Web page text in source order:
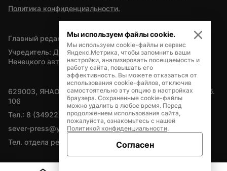
Политика конфиденциальности.
Главный редактор — А.Л. Поздеев
Учредитель: Департамент внутренней политики Ямало-
Ненецкого автономного округа
629003, ЯНАО, Салехард, мкр. Богдана Кнунянца, д.1, каб.
106
Тел.: 8 (34922) 71262
sever-press@yamal-media.ru
Тел. отдела рекламы: 8 (34922) 42728
Мы используем файлы cookie.
Мы используем cookie-файлы и сервис
Яндекс.Метрика, чтобы запомнить ваши
настройки, анализировать посещаемость и
работу сайта, повышать его
эффективность. Вы можете отказаться от
использования cookie-файлов, отключив
самостоятельно эту опцию в настройках
браузера. Сохраненные cookie-файлы
можно удалить в любое время. Перед
продолжением использования сайта,
пожалуйста, ознакомьтесь с нашей
Политикой конфиденциальности.
Согласен